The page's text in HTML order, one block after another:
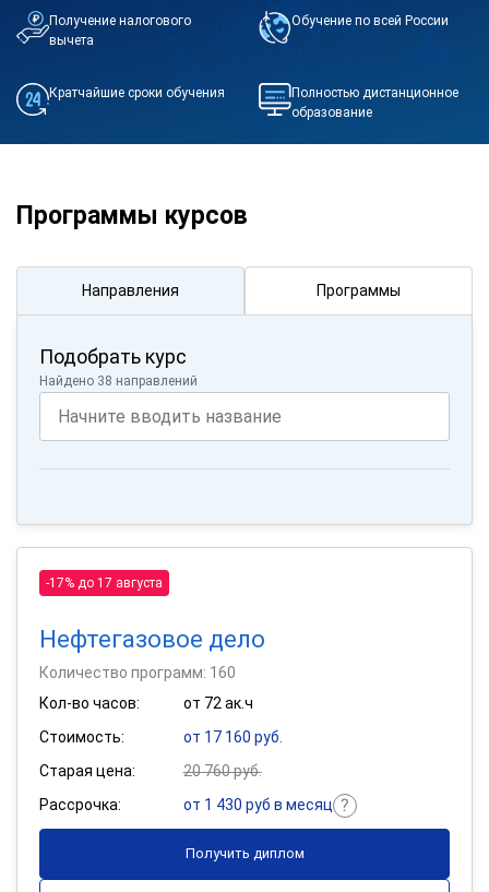
Получение налогового
вычета
Обучение по всей России
Кратчайшие сроки обучения
Полностью дистанционное
образование
Программы курсов
Направления Программы
Подобрать курс
Найдено 38 направлений
-17% до 17 августа
Нефтегазовое дело
Количество программ: 160
Кол-во часов:
от 72 ак.ч
Стоимость:
от 17 160 руб.
Старая цена:
20 760 руб.
Рассрочка:
от 1 430 руб в месяц
Получить диплом